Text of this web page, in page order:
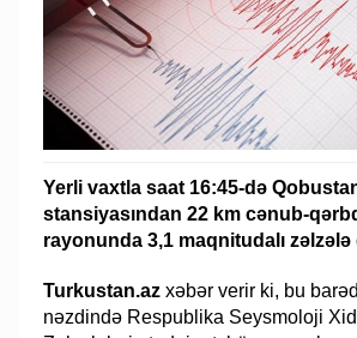
Yerli vaxtla saat 16:45-də
stansiyasından 22 km cənub-
rayonunda 3,1 maqnitudalı zəlzələ
Turkustan.az xəbər verir ki, bu
nəzdində Respublika Seysmoloji